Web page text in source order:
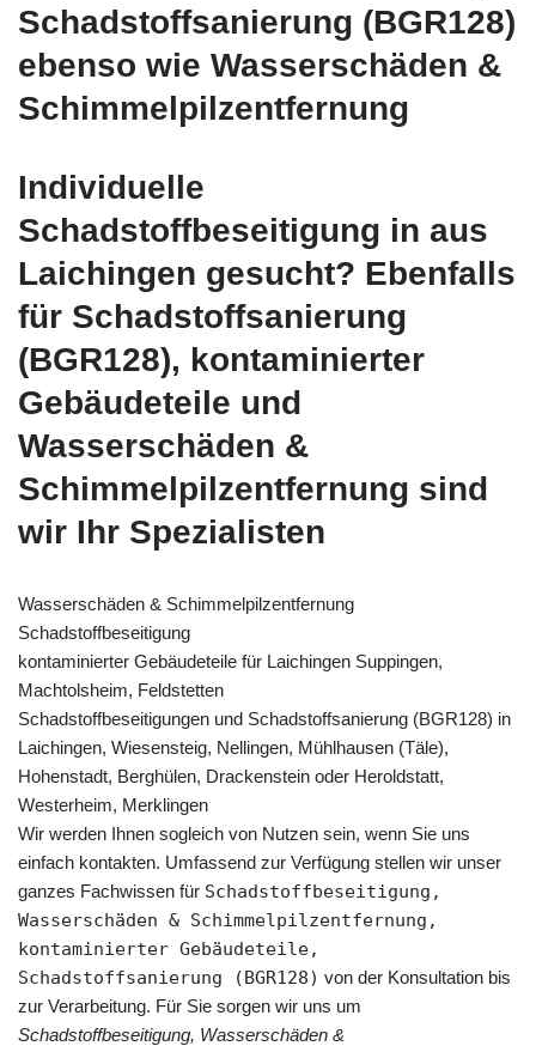
Schadstoffsanierung (BGR128)
ebenso wie Wasserschäden &
Schimmelpilzentfernung
Individuelle
Schadstoffbeseitigung in aus
Laichingen gesucht? Ebenfalls
für Schadstoffsanierung
(BGR128), kontaminierter
Gebäudeteile und
Wasserschäden &
Schimmelpilzentfernung sind
wir Ihr Spezialisten
Wasserschäden & Schimmelpilzentfernung
Schadstoffbeseitigung
kontaminierter Gebäudeteile für Laichingen Suppingen,
Machtolsheim, Feldstetten
Schadstoffbeseitigungen und Schadstoffsanierung (BGR128) in
Laichingen, Wiesensteig, Nellingen, Mühlhausen (Täle),
Hohenstadt, Berghülen, Drackenstein oder Heroldstatt,
Westerheim, Merklingen
Wir werden Ihnen sogleich von Nutzen sein, wenn Sie uns
einfach kontakten. Umfassend zur Verfügung stellen wir unser
ganzes Fachwissen für Schadstoffbeseitigung,
Wasserschäden & Schimmelpilzentfernung,
kontaminierter Gebäudeteile,
Schadstoffsanierung (BGR128) von der Konsultation bis
zur Verarbeitung. Für Sie sorgen wir uns um
Schadstoffbeseitigung, Wasserschäden &